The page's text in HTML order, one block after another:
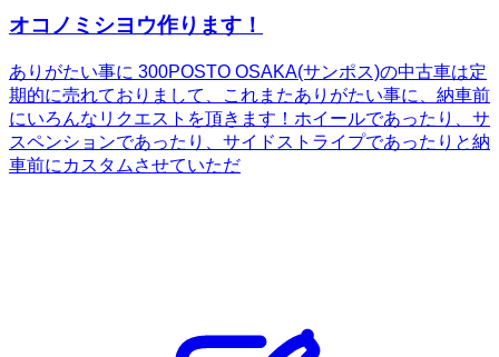
オコノミシヨウ作ります！
ありがたい事に 300POSTO OSAKA(サンポス)の中古車は定
期的に売れておりまして、これまたありがたい事に、納車前
にいろんなリクエストを頂きます！ホイールであったり、サ
スペンションであったり、サイドストライプであったりと納
車前にカスタムさせていただ